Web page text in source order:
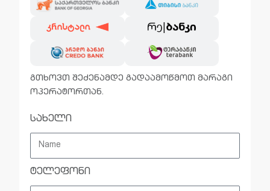
გთხოვთ შეძენამდე გადაამოწმოთ მარაგი
ოპერატორთან.
სახელი
ტელეფონი